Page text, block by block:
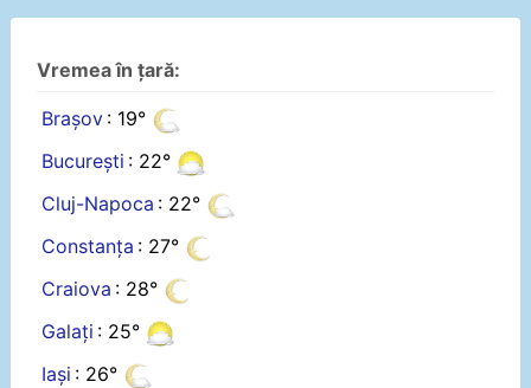
Vremea în țară:
Brașov : 19°
București : 22°
Cluj-Napoca : 22°
Constanța : 27°
Craiova : 28°
Galați : 25°
Iași : 26°